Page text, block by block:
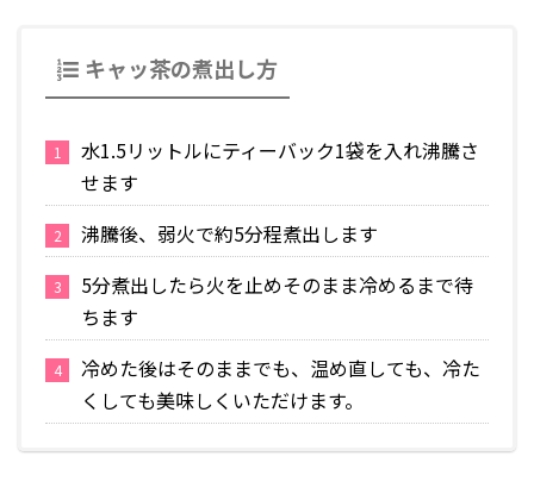
キャッ茶の煮出し方
水1.5リットルにティーバック1袋を入れ沸騰さ
せます
沸騰後、弱火で約5分程煮出します
5分煮出したら火を止めそのまま冷めるまで待
ちます
冷めた後はそのままでも、温め直しても、冷た
くしても美味しくいただけます。